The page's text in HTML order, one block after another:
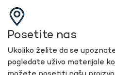
Posetite nas
Ukoliko želite da se
pogledate uživo materijale